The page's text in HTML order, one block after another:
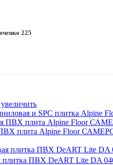
225
и SPC плитка Alpine
плита Alpine Floor
плитка ПВХ DeART Lite DA